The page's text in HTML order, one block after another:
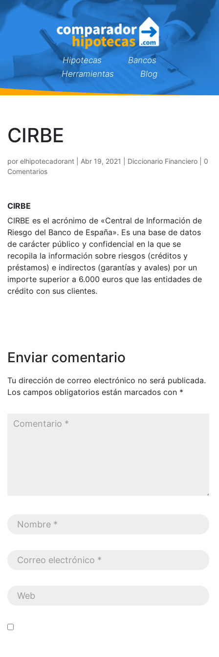
Hipotecas
Bancos
Herramientas
Blog
CIRBE
por elhipotecadorant Abr 19, 2021 Diccionario Financiero
0
Comentarios
CIRBE
CIRBE es el acrónimo de «Central de Información de
Riesgo del Banco de España». Es una base de datos
de carácter público y confidencial en la que se
recopila la información sobre riesgos (créditos y
préstamos) e indirectos (garantías y avales) por un
importe superior a 6.000 euros que las entidades de
crédito con sus clientes.
Enviar comentario
Tu dirección de correo electrónico no será publicada.
Los campos obligatorios están marcados con *